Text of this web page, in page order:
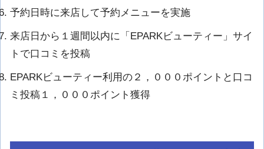
予約日時に来店して予約メニューを実施
来店日から１週間以内に「EPARKビューティー」サイ
トで口コミを投稿
EPARKビューティー利用の２，０００ポイントと口コ
ミ投稿１，０００ポイント獲得